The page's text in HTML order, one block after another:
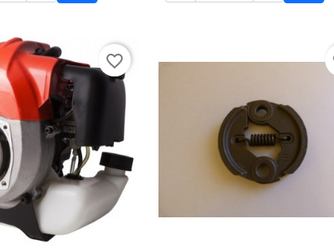
Ajouter au panier
favorite_border